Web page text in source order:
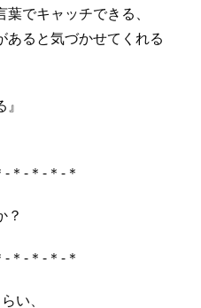
でキャッチできる、
あると気づかせてくれる
＊-＊-＊-＊
？
＊-＊-＊-＊
い、